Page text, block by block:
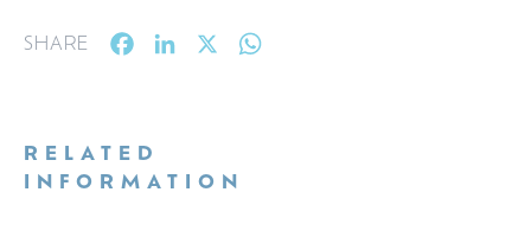
SHARE FacebookLinkedIn
RELATED
INFORMATION